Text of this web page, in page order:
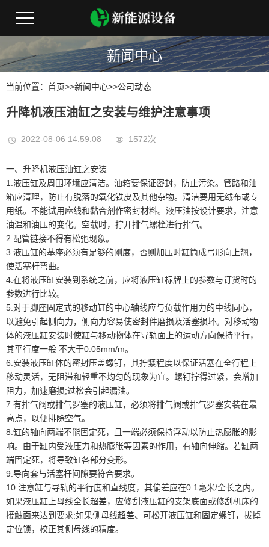
新闻中心
当前位置： 首页>>新闻中心>>公司动态
升降机液压油缸之安装与维护注意事项
2022-08-06 14:59:08 1572次
一、升降机液压油缸之安装
1.液压缸及周围环境应清洁。油箱要保证密封，防止污染。管路和油
箱应清理，防止有脱落的氧化铁皮及其他杂物。清洁要用无绒布或专
用纸。不能试用麻线和黏合剂作密封材料。液压油按设计要求，注意
油温和油压的变化。空载时，拧开排气螺栓进行排气。
2.配管链接不得有松弛现象。
3.液压缸的基座必须有足够的刚度，否则加压时缸筒成弓形向上翘，
使活塞杆弯曲。
4.在将液压缸安装到系统之前，应将液压缸标牌上的参数与订货时的
参数进行比较。
5.对于脚座固定式的移动缸的中心轴线应与负载作用力的中线同心，
以避免引起侧向力，侧向力容易使密封件磨损及活塞损坏。对移动物
体的液压缸安装时使缸与移动物体在导轨面上的运动方向保持平行，
其平行度一般 不大于0.05mm/m。
6.安装液压缸体的密封压盖螺钉，其拧紧程度以保证活塞在全行程上
移动灵活，无阻滞和轻重不均匀的现象为宜。螺钉拧得过紧，会增加
阻力，加速磨损;过松会引起漏油。
7.有排气阀或排气罗塞的液压缸，必须将排气阀或排气罗塞安装在最
高点，以便排除空气。
8.缸的轴向两端不能固定死，且一端必须保持浮动以防止热膨胀的影
响。由于缸内受液压力和热膨胀等因素的作用，有轴向伸缩。若缸两
端固定死，将导致缸各部分变形。
9.导向套与活塞杆间隙要符合要求。
10.注意缸与导轨的平行度和直线度，其偏差应在0.1毫米/全长之内。
如果液压缸上母线全长超差，应修刮液压缸的支架底面或修刮机床的
接触面来达到要求;如果侧母线超差、可松开液压缸和固定螺钉，拔掉
定位锁，校正其侧母线的精度。